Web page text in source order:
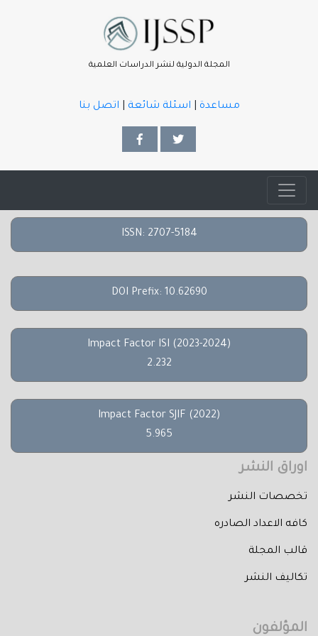
المجلة الدولية لنشر الدراسات العلمية
مساعدة|اسئلة شائعة|اتصل بنا
ISSN: 2707-5184
DOI Prefix: 10.62690
Impact Factor ISI (2023-2024)
2.232
Impact Factor SJIF (2022)
5.965
اوراق النشر
تخصصات النشر
كافه الاعداد الصادره
قالب المجلة
تكاليف النشر
المؤلفون